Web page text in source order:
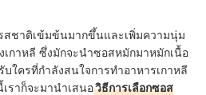
สชาติเข้มข้นมากขึ้นและเพิ่มความนุ่ม
เกาหลี ซึ่งมักจะนำซอสหมักมาหมักเนื้อ
ใครที่กำลังสนใจการทำอาหารเกาหลี
ราก็จะมานำเสนอวิธีการเลือกซอส